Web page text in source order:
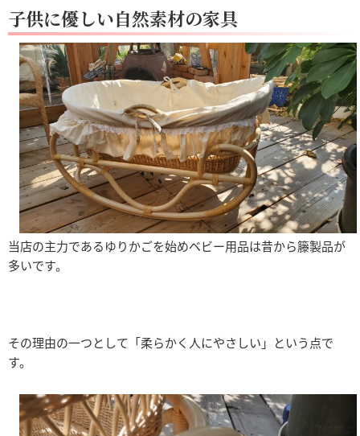
子供に優しい自然素材の家具
当店の主力であるゆりかごを始めベビー用品は昔から籐製品が
多いです。
その理由の一つとして「柔らかく人にやさしい」という点で
す。